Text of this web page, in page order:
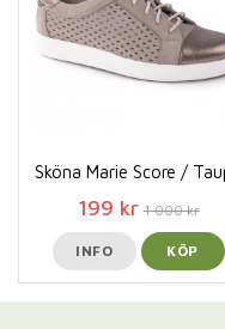
Sköna Marie Score /
199 kr 1 000 kr
INFO KÖP